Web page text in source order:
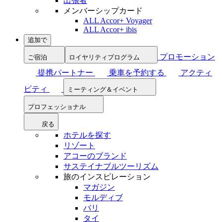
メンバーシップカード
ALL Accor+ Voyager
ALL Accor+ ibis
追加で
ご宿泊 ロイヤリティプログラム
プロモーション
提携パートナー
乗車を予約する
アクティ
ビティ
ミーティング＆イベント
プロフェッショナル
戻る
ホテルを探す
リゾート
アコーのブランド
サステイナブルツーリズム
旅のインスピレーション
マガジン
モルディブ
バリ
タイ